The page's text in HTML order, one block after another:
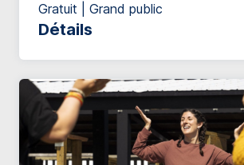
Gratuit | Grand public
Détails